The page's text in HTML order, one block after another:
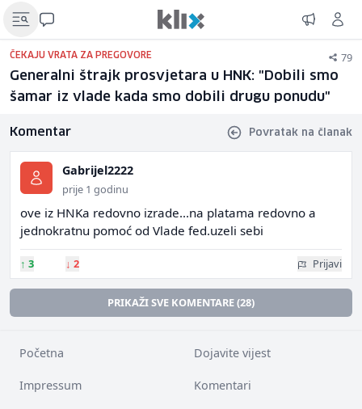
ČEKAJU VRATA ZA PREGOVORE 79
Generalni štrajk prosvjetara u HNK: "Dobili smo
šamar iz vlade kada smo dobili drugu ponudu"
Komentar Povratak na članak
Gabrijel2222
prije 1 godinu
ove iz HNKa redovno izrade...na platama redovno a
jednokratnu pomoć od Vlade fed.uzeli sebi
↑ 3 ↓ 2 Prijavi
PRIKAŽI SVE KOMENTARE (28)
Početna Dojavite vijest
Impressum Komentari